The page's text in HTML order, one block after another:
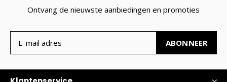
Ontvang de nieuwste aanbiedingen en promoties
ABONNEER